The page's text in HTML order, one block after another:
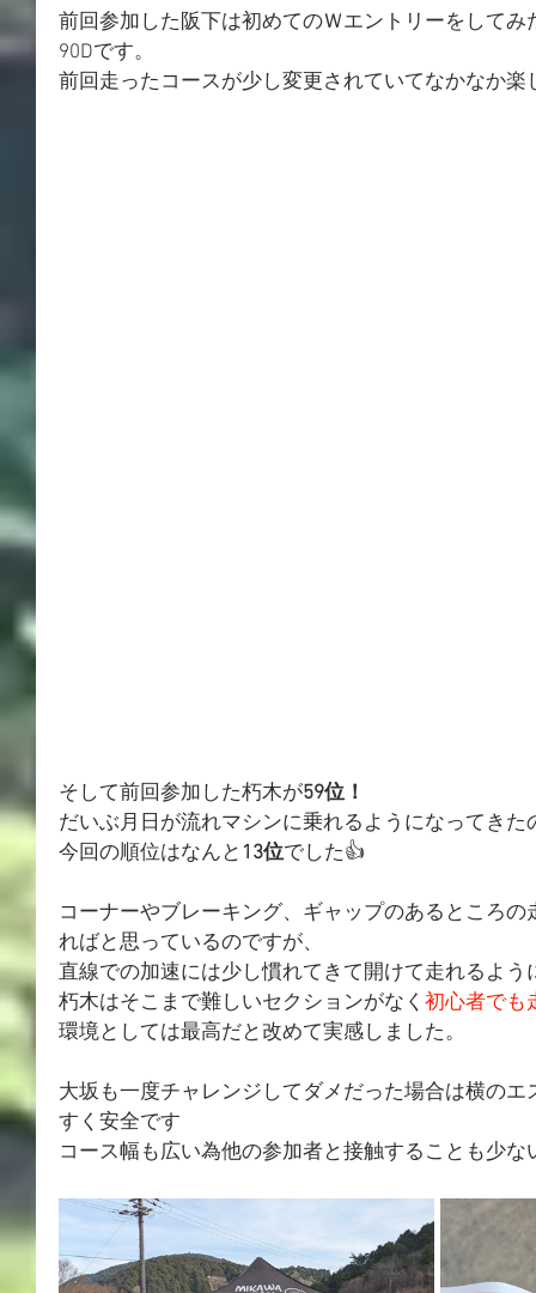
前回参加した阪下は初めてのＷエントリーをして
90Dです。
前回走ったコースが少し変更されていてなかなか楽
そして前回参加した朽木が59位！
だいぶ月日が流れマシンに乗れるようになってきた
今回の順位はなんと 13位でした👍
コーナーやブレーキング、ギャップのあるところ
ればと思っているのですが、
直線での加速には少し慣れてきて開けて走れるよ
朽木はそこまで難しいセクションがなく 初心者でも
環境としては最高だと改めて実感しました。
大坂も一度チャレンジしてダメだった場合は横の
すく安全です
コース幅も広い為他の参加者と接触することも少